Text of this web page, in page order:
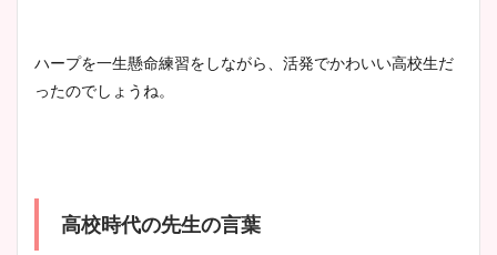
ハープを一生懸命練習をしながら、活発でかわいい高校生だ
ったのでしょうね。
高校時代の先生の言葉